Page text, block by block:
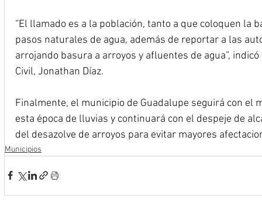
“El llamado es a la población, tanto a que coloquen la
pasos naturales de agua, además de reportar a las
arrojando basura a arroyos y afluentes de agua”,
Civil, Jonathan Díaz.
Finalmente, el municipio de Guadalupe seguirá con el
esta época de lluvias y continuará con el despeje de
del desazolve de arroyos para evitar mayores
Municipios